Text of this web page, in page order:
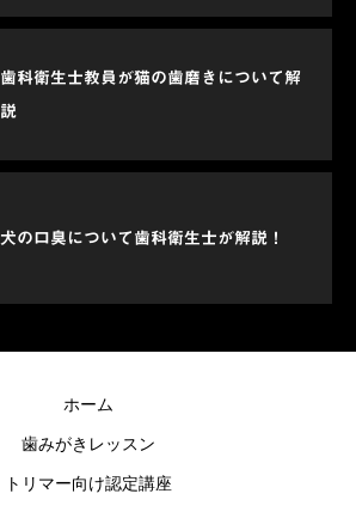
歯科衛生士教員が猫の歯磨きについて解
説
犬の口臭について歯科衛生士が解説！
ホーム
歯みがきレッスン
トリマー向け認定講座